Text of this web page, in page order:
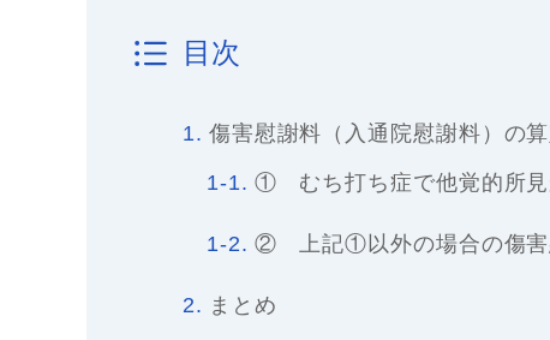
目次
1. 傷害慰謝料（入通院慰謝料）の
1-1. ① むち打ち症で他覚的所見
1-2. ② 上記①以外の場合の傷害
2. まとめ